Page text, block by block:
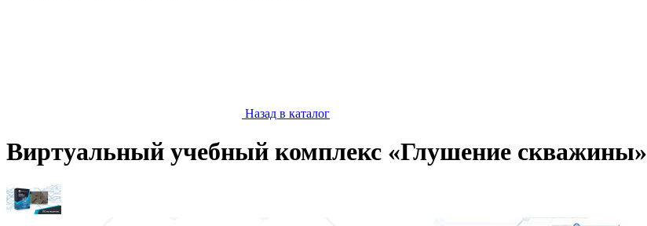
Назад в каталог
Виртуальный учебный комплекс «Глушение скважины»